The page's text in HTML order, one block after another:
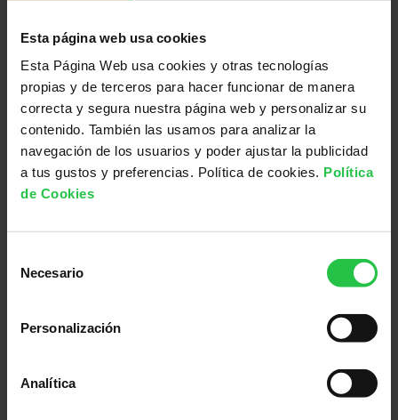
Esta página web usa cookies
Esta Página Web usa cookies y otras tecnologías
propias y de terceros para hacer funcionar de manera
correcta y segura nuestra página web y personalizar su
contenido. También las usamos para analizar la
navegación de los usuarios y poder ajustar la publicidad
a tus gustos y preferencias. Política de cookies. Política
de Cookies
Necesario
Personalización
Analítica
'Extracción de ADN en frutas', por
Blanca, voluntaria y estudiante de
ingeniería biomédica
Voluntariado
VOLUNTARIADO TESTIMONIAL
SEDE DE MADRID